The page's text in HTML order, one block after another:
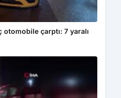
çarptı: 7 yaralı